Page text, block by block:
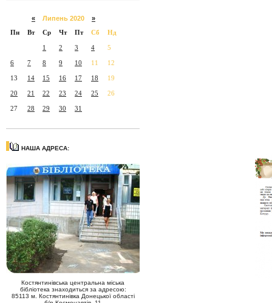
« Липень 2020 »
Пн
Вт Ср Чт Пт Сб Нд
1 2 3 4 5
6 7 8 9 10 11 12
13 14 15 16 17 18 19
20 21 22 23 24 25 26
27 28 29 30 31
НАША АДРЕСА:
Костянтинівська центральна міська
бібліотека знаходиться за адресою:
85113 м. Костянтинівка Донецької області